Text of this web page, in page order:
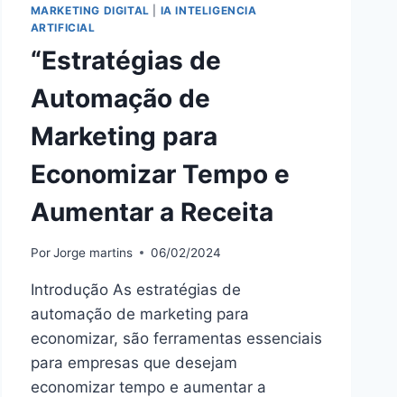
MARKETING DIGITAL
IA INTELIGENCIA
ARTIFICIAL
“Estratégias de
Automação de
Marketing para
Economizar Tempo e
Aumentar a Receita
Por Jorge martins 06/02/2024
Introdução As estratégias de
automação de marketing para
economizar, são ferramentas essenciais
para empresas que desejam
economizar tempo e aumentar a